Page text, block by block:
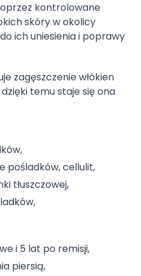
kontrolowane
skóry w okolicy
ich uniesienia i poprawy
zagęszczenie włókien
temu staje się ona
pośladków, cellulit,
tłuszczowej,
i 5 lat po remisji,
piersią,